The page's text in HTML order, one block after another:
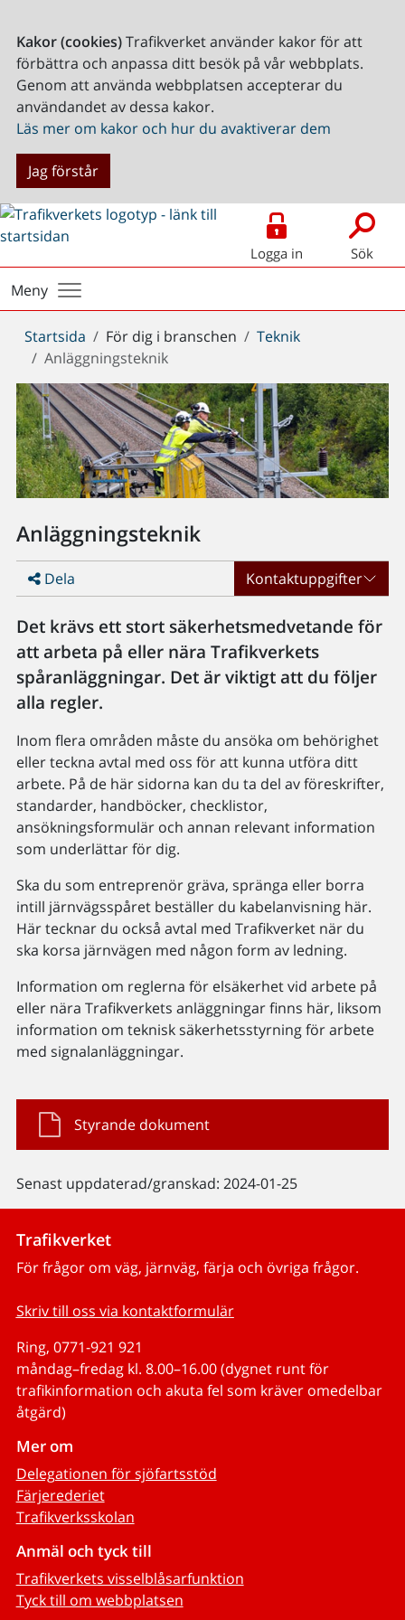
Kakor (cookies)Trafikverket använder kakor för att
förbättra och anpassa ditt besök på vår webbplats.
Genom att använda webbplatsen accepterar du
användandet av dessa kakor.
Läs mer om kakor och hur du avaktiverar dem
Jag förstår
Logga in Sök
Meny
Du
är
här:
Startsida För dig i branschen
Teknik
Anläggningsteknik
Anläggningsteknik
Dela Kontaktuppgifter
Det krävs ett stort säkerhetsmedvetande för
att arbeta på eller nära Trafikverkets
spåranläggningar. Det är viktigt att du följer
alla regler.
Inom flera områden måste du ansöka om behörighet
eller teckna avtal med oss för att kunna utföra ditt
arbete. På de här sidorna kan du ta del av föreskrifter,
standarder, handböcker, checklistor,
ansökningsformulär och annan relevant information
som underlättar för dig.
Ska du som entreprenör gräva, spränga eller borra
intill järnvägsspåret beställer du kabelanvisning här.
Här tecknar du också avtal med Trafikverket när du
ska korsa järnvägen med någon form av ledning.
Information om reglerna för elsäkerhet vid arbete på
eller nära Trafikverkets anläggningar finns här, liksom
information om teknisk säkerhetsstyrning för arbete
med signalanläggningar.
Styrande dokument
Senast uppdaterad/granskad: 2024-01-25
Trafikverket
För frågor om väg, järnväg, färja och övriga frågor.
Skriv till oss via kontaktformulär
Ring, 0771-921 921
måndag–fredag kl. 8.00–16.00 (dygnet runt för
trafikinformation och akuta fel som kräver omedelbar
åtgärd)
Mer om
Delegationen för sjöfartsstöd
Färjerederiet
Trafikverksskolan
Anmäl och tyck till
Trafikverkets visselblåsarfunktion
Tyck till om webbplatsen